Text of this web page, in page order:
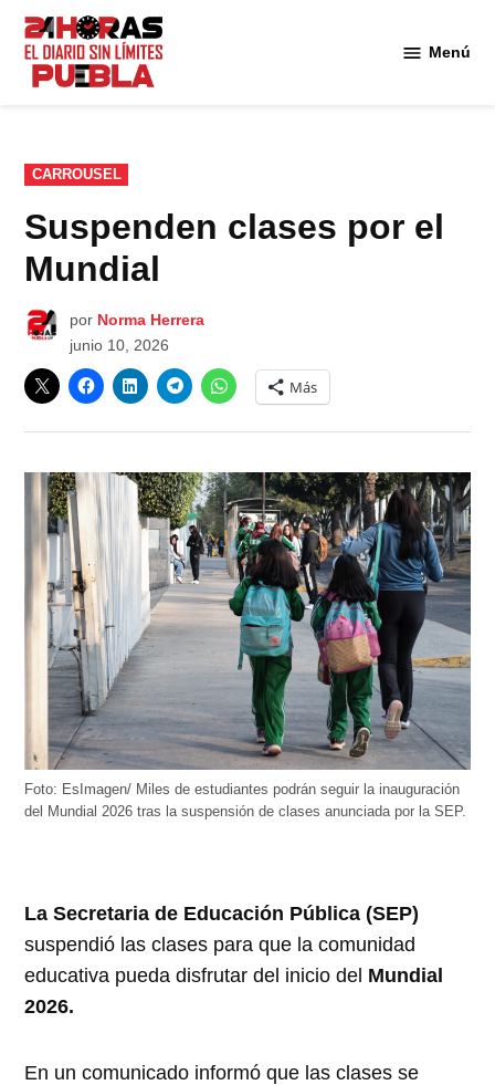
Saltar
contenido
Menú
PUBLICADO
EN
CARROUSEL
Suspenden clases por el
Mundial
por Norma Herrera
junio 10, 2026
Más
Foto: EsImagen/ Miles de estudiantes podrán seguir la inauguración
del Mundial 2026 tras la suspensión de clases anunciada por la SEP.
La Secretaria de Educación Pública (SEP)
suspendió las clases para que la comunidad
educativa pueda disfrutar del inicio del Mundial
2026.
En un comunicado informó que las clases se